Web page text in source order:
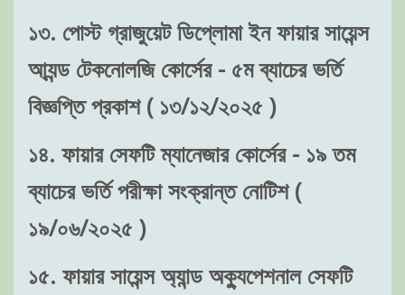
১৩. পোস্ট গ্রাজুয়েট ডিপ্লোমা ইন ফায়ার সায়েন্স
আ্যন্ড টেকনোলজি কোর্সের - ৫ম ব্যাচের ভর্তি
বিজ্ঞপ্তি প্রকাশ ( ১৩/১২/২০২৫ )
১৪. ফায়ার সেফটি ম্যানেজার কোর্সের - ১৯ তম
ব্যাচের ভর্তি পরীক্ষা সংক্রান্ত নোটিশ (
১৯/০৬/২০২৫ )
১৫. ফায়ার সায়েন্স অ্যান্ড অক্যুপেশনাল সেফটি